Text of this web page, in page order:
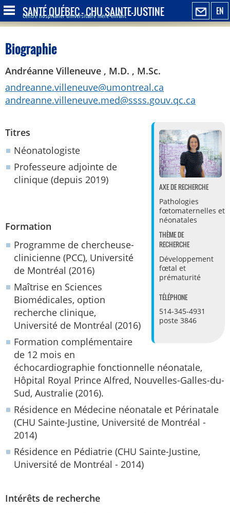
EN
SANTÉ QUÉBEC - CHU SAINTE-JUSTINE
Centre hospitalier universitaire mère-enfant
Biographie
Andréanne Villeneuve , M.D. , M.Sc.
andreanne.villeneuve@umontreal.ca
andreanne.villeneuve.med@ssss.gouv.qc.ca
AXE DE RECHERCHE
Pathologies
fœtomaternelles et
néonatales
THÈME DE
RECHERCHE
Développement
fœtal et
prématurité
TÉLÉPHONE
514-345-4931
poste 3846
Titres
Néonatologiste
Professeure adjointe de
clinique (depuis 2019)
Formation
Programme de chercheuse-
clinicienne (PCC), Université
de Montréal (2016)
Maîtrise en Sciences
Biomédicales, option
recherche clinique,
Université de Montréal (2016)
Formation complémentaire
de 12 mois en
échocardiographie fonctionnelle néonatale,
Hôpital Royal Prince Alfred, Nouvelles-Galles-du-
Sud, Australie (2016).
Résidence en Médecine néonatale et Périnatale
(CHU Sainte-Justine, Université de Montréal -
2014)
Résidence en Pédiatrie (CHU Sainte-Justine,
Université de Montréal - 2014)
Intérêts de recherche